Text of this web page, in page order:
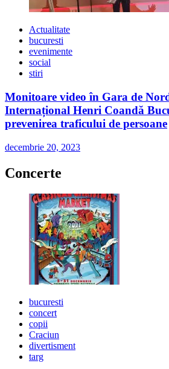
Actualitate
bucuresti
evenimente
social
stiri
Monitoare video în Gara de
Internațional Henri Coandă
prevenirea traficului de persoane
decembrie 20, 2023
Concerte
bucuresti
concert
copii
Craciun
divertisment
targ